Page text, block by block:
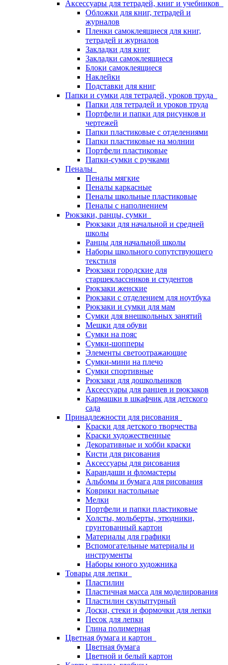
Аксессуары для тетрадей, книг и учебников
Обложки для книг, тетрадей и
журналов
Пленки самоклеящиеся для книг,
тетрадей и журналов
Закладки для книг
Закладки самоклеящиеся
Блоки самоклеящиеся
Наклейки
Подставки для книг
Папки и сумки для тетрадей, уроков труда
Папки для тетрадей и уроков труда
Портфели и папки для рисунков и
чертежей
Папки пластиковые с отделениями
Папки пластиковые на молнии
Портфели пластиковые
Папки-сумки с ручками
Пеналы
Пеналы мягкие
Пеналы каркасные
Пеналы школьные пластиковые
Пеналы с наполнением
Рюкзаки, ранцы, сумки
Рюкзаки для начальной и средней
школы
Ранцы для начальной школы
Наборы школьного сопутствующего
текстиля
Рюкзаки городские для
старшеклассников и студентов
Рюкзаки женские
Рюкзаки с отделением для ноутбука
Рюкзаки и сумки для мам
Сумки для внешкольных занятий
Мешки для обуви
Сумки на пояс
Сумки-шопперы
Элементы светоотражающие
Сумки-мини на плечо
Сумки спортивные
Рюкзаки для дошкольников
Аксессуары для ранцев и рюкзаков
Кармашки в шкафчик для детского
сада
Принадлежности для рисования
Краски для детского творчества
Краски художественные
Декоративные и хобби краски
Кисти для рисования
Аксессуары для рисования
Карандаши и фломастеры
Альбомы и бумага для рисования
Коврики настольные
Мелки
Портфели и папки пластиковые
Холсты, мольберты, этюдники,
грунтованный картон
Материалы для графики
Вспомогательные материалы и
инструменты
Наборы юного художника
Товары для лепки
Пластилин
Пластичная масса для моделирования
Пластилин скульптурный
Доски, стеки и формочки для лепки
Песок для лепки
Глина полимерная
Цветная бумага и картон
Цветная бумага
Цветной и белый картон